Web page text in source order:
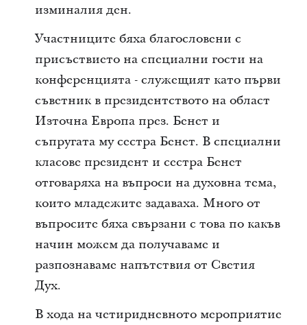
изминалия ден.
Участниците бяха благословени с
присъствието на специални гости на
конференцията - служещият като първи
съветник в президентството на област
Източна Европа през. Бенет и
съпругата му сестра Бенет. В специални
класове президент и сестра Бенет
отговаряха на въпроси на духовна тема,
които младежите задаваха. Много от
въпросите бяха свързани с това по какъв
начин можем да получаваме и
разпознаваме напътствия от Светия
Дух.
В хода на четиридневното мероприятие